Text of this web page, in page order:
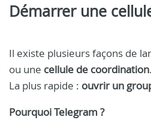
Démarrer une
Il existe plusieurs façons de
ou une cellule de coordination.
La plus rapide : ouvrir un
Pourquoi Telegram ?